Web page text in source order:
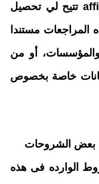
الأجر وقد تكون مجانية وبعضها الآخر قد أستخدم فيه روابط affiliate تتيح لي تحصيل
مستندا
أو من
خاصة بخصوص
بعض الشروحات
الوارده فى هذه